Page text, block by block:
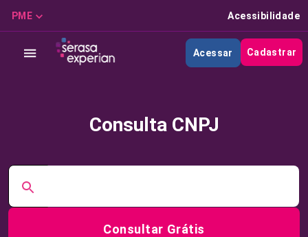
PME Acessibilidade
Acessar Cadastrar
Consulta CNPJ
Consultar Grátis